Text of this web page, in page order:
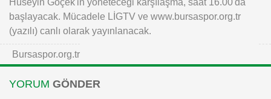
başlayacak. Mücadele LİGTV ve www.bursaspor.org.tr
(yazılı) canlı olarak yayınlanacak.
Bursaspor.org.tr
YORUM GÖNDER